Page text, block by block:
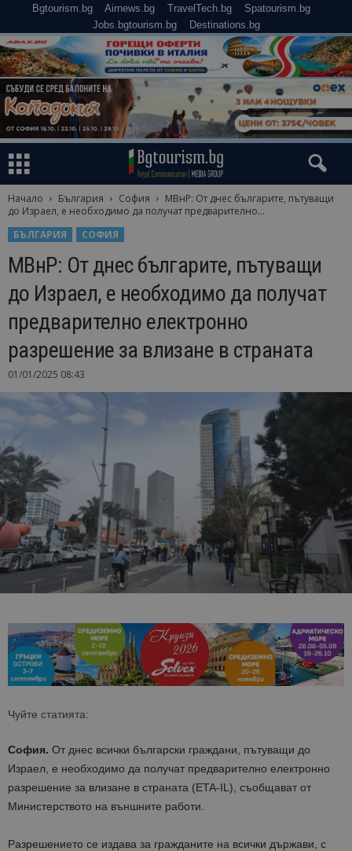
Bgtourism.bg Airnews.bg TravelTech.bg
Spatourism.bg
Jobs.bgtourism.bg
Destinations.bg
Начало България София
МВнР: От днес българите, пътуващи
до Израел, е необходимо да получат предварително...
БЪЛГАРИЯ
СОФИЯ
МВнР: От днес българите, пътуващи
до Израел, е необходимо да получат
предварително електронно
разрешение за влизане в страната
01/01/2025 08:43
Чуйте статията:
София. От днес всички български граждани, пътуващи до
Израел, е необходимо да получат предварително електронно
разрешение за влизане в страната (ETA-IL), съобщават от
Министерството на външните работи.
Разрешението се издава за гражданите на всички държави, с